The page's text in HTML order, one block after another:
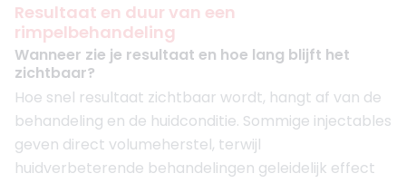
Resultaat en duur van een
rimpelbehandeling
Wanneer zie je resultaat en hoe lang blijft het
zichtbaar?
Hoe snel resultaat zichtbaar wordt, hangt af van de
behandeling en de huidconditie. Sommige injectables
geven direct volumeherstel, terwijl
huidverbeterende behandelingen geleidelijk effect